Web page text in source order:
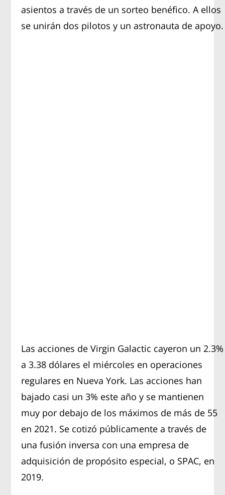
asientos a través de un sorteo benéfico. A ellos
se unirán dos pilotos y un astronauta de apoyo.
Las acciones de Virgin Galactic cayeron un 2.3%
a 3.38 dólares el miércoles en operaciones
regulares en Nueva York. Las acciones han
bajado casi un 3% este año y se mantienen
muy por debajo de los máximos de más de 55
en 2021. Se cotizó públicamente a través de
una fusión inversa con una empresa de
adquisición de propósito especial, o SPAC, en
2019.